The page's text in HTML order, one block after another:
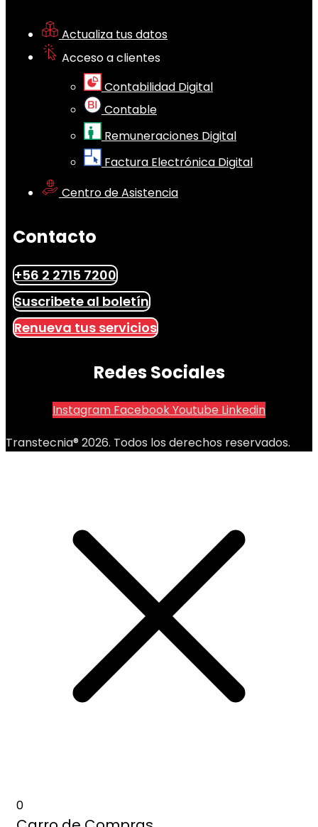
Actualiza tus datos
Acceso a clientes
Contabilidad Digital
Contable
Remuneraciones Digital
Factura Electrónica Digital
Centro de Asistencia
Contacto
+56 2 2715 7200
Suscribete al boletín
Renueva tus servicios
Redes Sociales
Instagram FacebookYoutube Linkedin
Transtecnia® 2026. Todos los derechos reservados.
0